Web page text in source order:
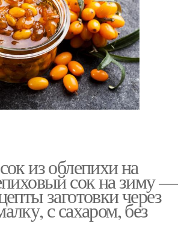
из облепихи на
сок на зиму —
заготовки через
с сахаром, без